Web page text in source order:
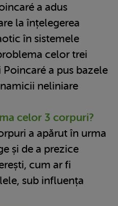
a adus
la înțelegerea
în sistemele
celor trei
a pus bazele
neliniare
celor 3 corpuri?
a apărut în urma
și de a prezice
cum ar fi
sub influența